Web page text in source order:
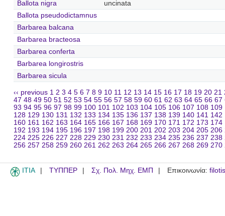
Ballota nigra
uncinata
Ballota pseudodictamnus
Barbarea balcana
Barbarea bracteosa
Barbarea conferta
Barbarea longirostris
Barbarea sicula
‹‹ previous 1 2 3 4 5 6 7 8 9 10 11 12 13 14 15 16 17 18 19 20 21
47 48 49 50 51 52 53 54 55 56 57 58 59 60 61 62 63 64 65 66 67
93 94 95 96 97 98 99 100 101 102 103 104 105 106 107 108 109
128 129 130 131 132 133 134 135 136 137 138 139 140 141 142
160 161 162 163 164 165 166 167 168 169 170 171 172 173 174
192 193 194 195 196 197 198 199 200 201 202 203 204 205 206
224 225 226 227 228 229 230 231 232 233 234 235 236 237 238
256 257 258 259 260 261 262 263 264 265 266 267 268 269 270
ITIA ΤΥΠΠΕΡ Σχ. Πολ. Μηχ. ΕΜΠ Επικοινωνία: